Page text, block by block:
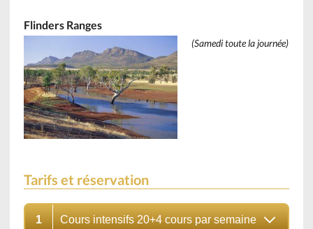
Flinders Ranges
(Samedi toute la journée)
Tarifs et réservation
1 Cours intensifs 20+4 cours par semaine